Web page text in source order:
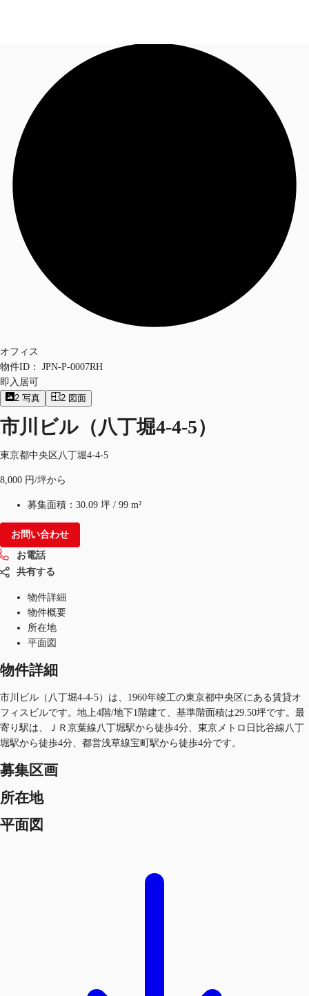
オフィス・事務所
倉庫・物流センター
お電話
オフィス
物件ID：
JPN-P-0007RH
即入居可
2 写真 2 図面
市川ビル（八丁堀4-4-5）
東京都中央区八丁堀4-4-5
8,000 円/坪から
募集面積： 30.09 坪 / 99 m²
お問い合わせ
お電話
共有する
物件詳細
物件概要
所在地
平面図
物件詳細
市川ビル（八丁堀4-4-5）は、1960年竣工の東京都中央区にある賃貸オ
フィスビルです。地上4階/地下1階建て、基準階面積は29.50坪です。最
寄り駅は、ＪＲ京葉線八丁堀駅から徒歩4分、東京メトロ日比谷線八丁
堀駅から徒歩4分、都営浅草線宝町駅から徒歩4分です。
募集区画
所在地
平面図